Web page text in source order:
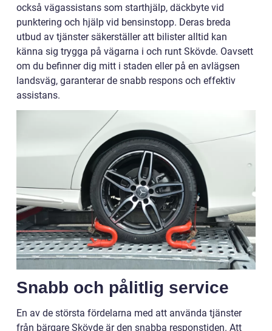
också vägassistans som starthjälp, däckbyte vid
punktering och hjälp vid bensinstopp. Deras breda
utbud av tjänster säkerställer att bilister alltid kan
känna sig trygga på vägarna i och runt Skövde. Oavsett
om du befinner dig mitt i staden eller på en avlägsen
landsväg, garanterar de snabb respons och effektiv
assistans.
Snabb och pålitlig service
En av de största fördelarna med att använda tjänster
från bärgare Skövde är den snabba responstiden. Att